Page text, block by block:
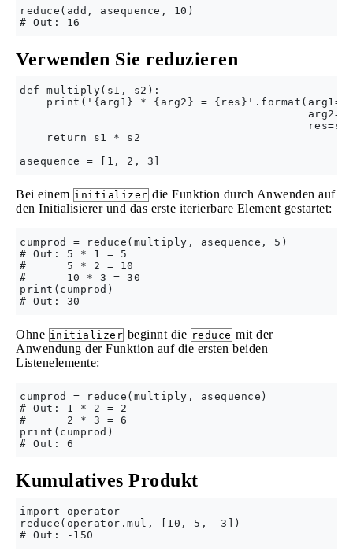
reduce(add, asequence, 10)
Verwenden Sie reduzieren
def multiply(s1, s2):
print('{arg1} * {arg2} =
    return s1 * s2
Bei einem initializer die Funktion durch Anwenden auf
den Initialisierer und das erste iterierbare Element gestartet:
cumprod = reduce(multiply, asequence, 5)
# Out: 5 * 1 = 5
#      5 * 2 = 10
#      10 * 3 = 30
print(cumprod)
Ohne initializer beginnt die reduce mit der
Anwendung der Funktion auf die ersten beiden
Listenelemente:
cumprod = reduce(multiply, asequence)
# Out: 1 * 2 = 2
#      2 * 3 = 6
print(cumprod)
Kumulatives Produkt
import operator
reduce(operator.mul, [10, 5, -3])